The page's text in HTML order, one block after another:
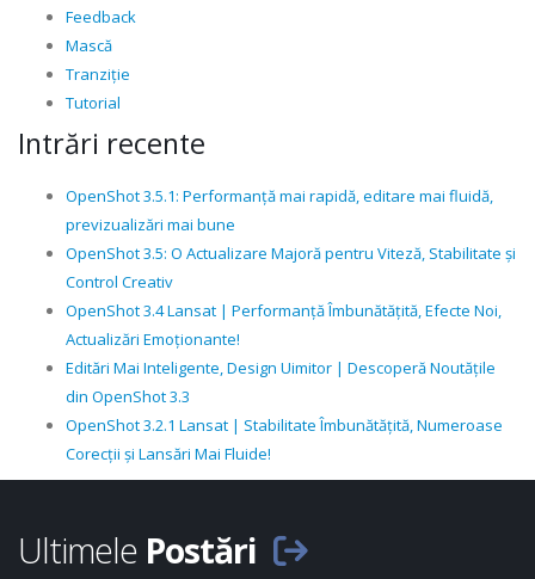
Feedback
Mască
Tranziție
Tutorial
Intrări recente
OpenShot 3.5.1: Performanță mai rapidă, editare mai fluidă,
previzualizări mai bune
OpenShot 3.5: O Actualizare Majoră pentru Viteză, Stabilitate și
Control Creativ
OpenShot 3.4 Lansat | Performanță Îmbunătățită, Efecte Noi,
Actualizări Emoționante!
Editări Mai Inteligente, Design Uimitor | Descoperă Noutățile
din OpenShot 3.3
OpenShot 3.2.1 Lansat | Stabilitate Îmbunătățită, Numeroase
Corecții și Lansări Mai Fluide!
Ultimele Postări